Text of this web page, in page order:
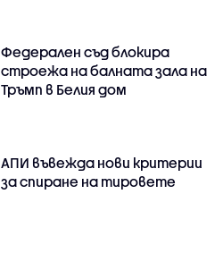
Федерален съд блокира
строежа на балната зала на
Тръмп в Белия дом
АПИ въвежда нови критерии
за спиране на тировете